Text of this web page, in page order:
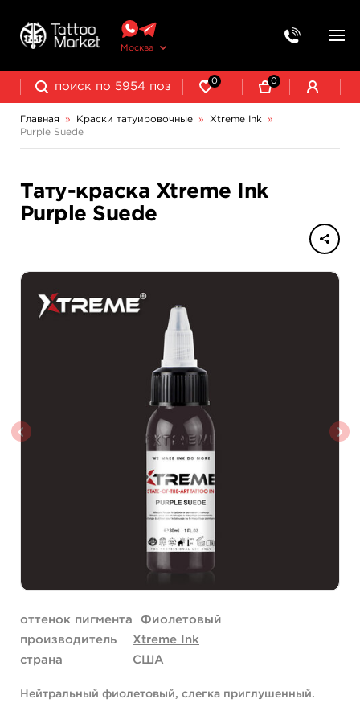
Москва
0 0
Главная » Краски татуировочные » Xtreme Ink
»
Purple Suede
Тату-краска Xtreme Ink
Purple Suede
оттенок пигмента
Фиолетовый
производитель
Xtreme Ink
страна
США
Нейтральный фиолетовый, слегка приглушенный.